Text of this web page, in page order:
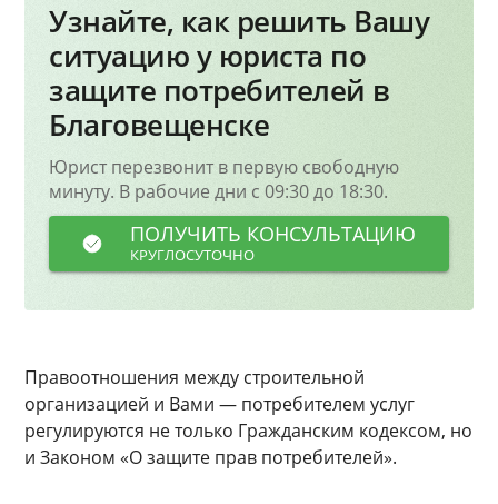
Узнайте, как решить Вашу
ситуацию у юриста по
защите потребителей в
Благовещенске
Юрист перезвонит в первую свободную
минуту. В рабочие дни с 09:30 до 18:30.
ПОЛУЧИТЬ КОНСУЛЬТАЦИЮ
КРУГЛОСУТОЧНО
Правоотношения между строительной
организацией и Вами — потребителем услуг
регулируются не только Гражданским кодексом, но
и Законом «О защите прав потребителей».